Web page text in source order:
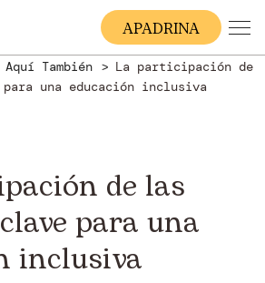
APADRINA
Aquí También
La participación de
una educación inclusiva
de las
para una
inclusiva